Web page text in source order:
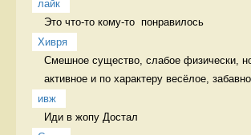
лайк
Это что-то кому-то  понравилось
Хивря
Смешное существо, слабое физически,
активное и по характеру весёлое,
ивж
Иди в жопу Достал